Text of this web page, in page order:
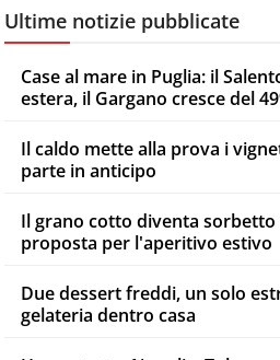
Ultime notizie pubblicate
Case al mare in Puglia: il
estera, il Gargano cresce del
Il caldo mette alla prova i
parte in anticipo
Il grano cotto diventa sorbetto
proposta per l'aperitivo estivo
Due dessert freddi, un solo
gelateria dentro casa